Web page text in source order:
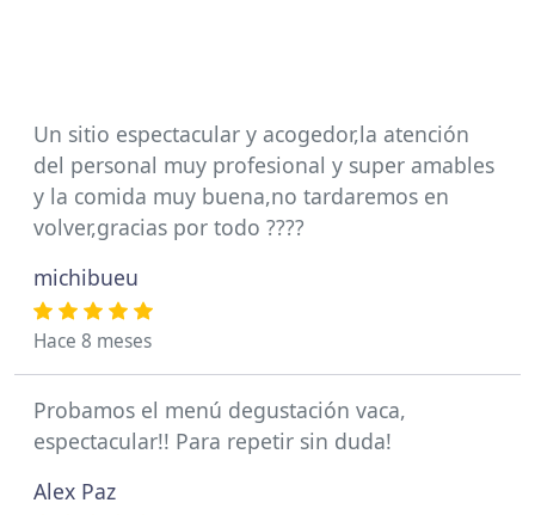
Un sitio espectacular y acogedor,la atención
del personal muy profesional y super amables
y la comida muy buena,no tardaremos en
volver,gracias por todo ????
michibueu
Hace 8 meses
Probamos el menú degustación vaca,
espectacular!! Para repetir sin duda!
Alex Paz